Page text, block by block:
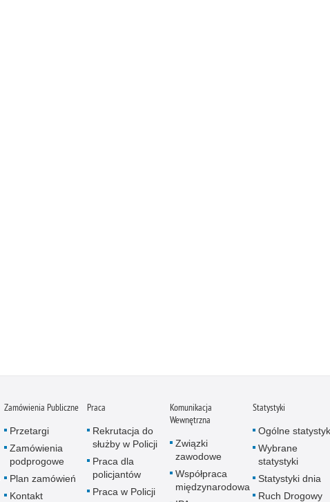
Zamówienia Publiczne
Przetargi
Zamówienia
podprogowe
Plan zamówień
Kontakt
Praca
Rekrutacja do
służby w Policji
Praca dla
policjantów
Praca w Policji
Komunikacja
Wewnętrzna
Związki
zawodowe
Współpraca
międzynarodowa
Statystyki
Ogólne
Wybrane
statystyki
Statystyki dnia
Ruch Drogowy